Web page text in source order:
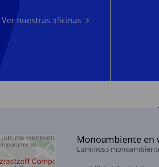
Ver nuestras oficinas
Monoambiente en
Luminoso